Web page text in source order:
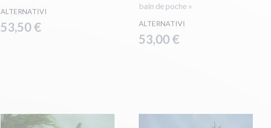
ALTERNATIVI
53,50 €
bain de poche »
ALTERNATIVI
53,00 €